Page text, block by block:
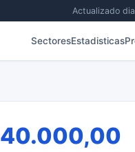
Actualizado
SectoresEstadisticas
40.000,00